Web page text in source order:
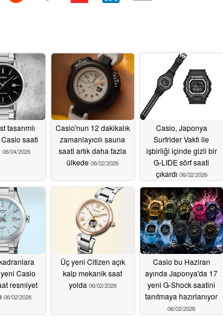
tasarımlı
saati
06/04/2026
Casio'nun 12 dakikalık
zamanlayıcılı sauna
saati artık daha fazla
ülkede 06/02/2026
Casio, Japonya
Surfrider Vakfı ile
işbirliği içinde gizli bir
G-LIDE sörf saati
çıkardı 06/02/2026
Casio
resmiyet
06/02/2026
Üç yeni Citizen açık
kalp mekanik saat
yolda 06/02/2026
Casio bu Haziran
ayında Japonya'da 17
yeni G-Shock saatini
tanıtmaya hazırlanıyor
06/02/2026